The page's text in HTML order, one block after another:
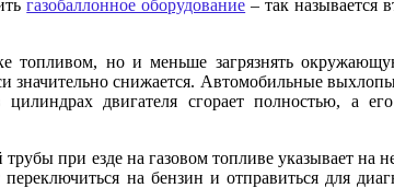
газобаллонное оборудование – так называется
топливом, но и меньше загрязнять
значительно снижается. Автомобильные
двигателя сгорает полностью, а
при езде на газовом топливе указывает на
на бензин и отправиться для